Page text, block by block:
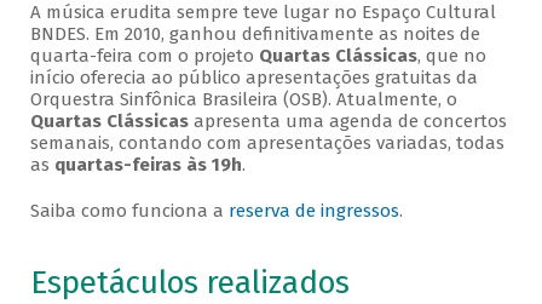
A música erudita sempre teve lugar no Espaço Cultural
BNDES. Em 2010, ganhou definitivamente as noites de
quarta-feira com o projeto Quartas Clássicas, que no
início oferecia ao público apresentações gratuitas da
Orquestra Sinfônica Brasileira (OSB). Atualmente, o
Quartas Clássicasapresenta uma agenda de concertos
semanais, contando com apresentações variadas, todas
as quartas-feiras às 19h.
Saiba como funciona a reserva de ingressos.
Espetáculos realizados